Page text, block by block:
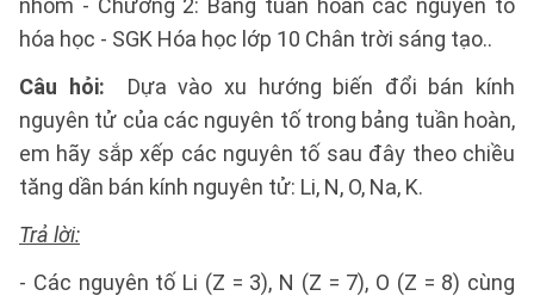
nhóm - Chương 2: Bảng tuần hoàn các nguyên tố
hóa học - SGK Hóa học lớp 10 Chân trời sáng tạo..
Câu hỏi:
Dựa vào xu hướng biến đổi bán kính
nguyên tử của các nguyên tố trong bảng tuần hoàn,
em hãy sắp xếp các nguyên tố sau đây theo chiều
tăng dần bán kính nguyên tử: Li, N, O, Na, K.
Trả lời:
- Các nguyên tố Li (Z = 3), N (Z = 7), O (Z = 8) cùng